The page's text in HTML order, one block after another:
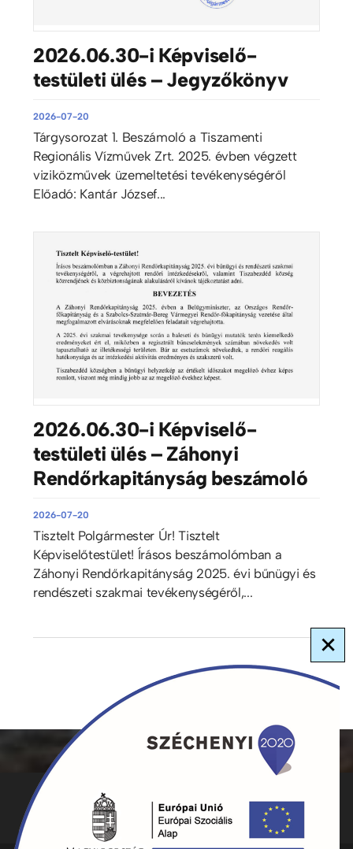
2026.06.30-i Képviselő-
testületi ülés – Jegyzőkönyv
2026-07-20
Tárgysorozat 1. Beszámoló a Tiszamenti
Regionális Vízművek Zrt. 2025. évben végzett
viziközművek üzemeltetési tevékenységéről
Előadó: Kantár József...
2026.06.30-i Képviselő-
testületi ülés – Záhonyi
Rendőrkapitányság beszámoló
2026-07-20
Tisztelt Polgármester Úr! Tisztelt
Képviselőtestület! Írásos beszámolómban a
Záhonyi Rendőrkapitányság 2025. évi bűnügyi és
rendészeti szakmai tevékenységéről,...
×